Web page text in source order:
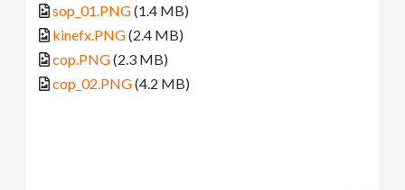
sop_01.PNG(1.4 MB)
kinefx.PNG(2.4 MB)
cop.PNG(2.3 MB)
cop_02.PNG(4.2 MB)